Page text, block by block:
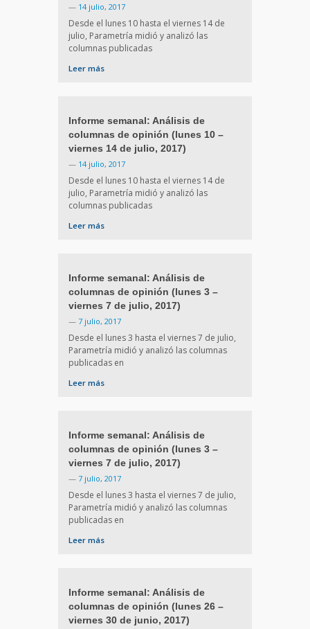
— 14 julio, 2017
Desde el lunes 10 hasta el viernes 14 de
julio, Parametría midió y analizó las
columnas publicadas
Leer más
Informe semanal: Análisis de
columnas de opinión (lunes 10 –
viernes 14 de julio, 2017)
— 14 julio, 2017
Desde el lunes 10 hasta el viernes 14 de
julio, Parametría midió y analizó las
columnas publicadas
Leer más
Informe semanal: Análisis de
columnas de opinión (lunes 3 –
viernes 7 de julio, 2017)
— 7 julio, 2017
Desde el lunes 3 hasta el viernes 7 de julio,
Parametría midió y analizó las columnas
publicadas en
Leer más
Informe semanal: Análisis de
columnas de opinión (lunes 3 –
viernes 7 de julio, 2017)
— 7 julio, 2017
Desde el lunes 3 hasta el viernes 7 de julio,
Parametría midió y analizó las columnas
publicadas en
Leer más
Informe semanal: Análisis de
columnas de opinión (lunes 26 –
viernes 30 de junio, 2017)